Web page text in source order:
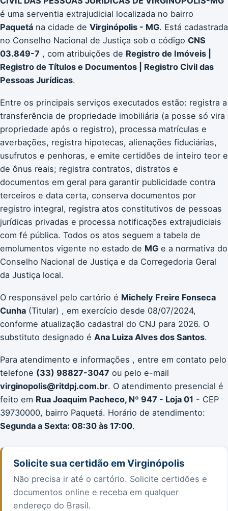
é uma serventia extrajudicial localizada no bairro
Paquetá na cidade de Virginópolis - MG. Está cadastrada
no Conselho Nacional de Justiça sob o código CNS
03.849-7 , com atribuições de Registro de Imóveis |
Registro de Títulos e Documentos | Registro Civil das
Pessoas Jurídicas.
Entre os principais serviços executados estão: registra a
transferência de propriedade imobiliária (a posse só vira
propriedade após o registro), processa matrículas e
averbações, registra hipotecas, alienações fiduciárias,
usufrutos e penhoras, e emite certidões de inteiro teor e
de ônus reais; registra contratos, distratos e
documentos em geral para garantir publicidade contra
terceiros e data certa, conserva documentos por
registro integral, registra atos constitutivos de pessoas
jurídicas privadas e processa notificações extrajudiciais
com fé pública. Todos os atos seguem a tabela de
emolumentos vigente no estado de MG e a normativa do
Conselho Nacional de Justiça e da Corregedoria Geral
da Justiça local.
O responsável pelo cartório é Michely Freire Fonseca
Cunha (Titular) , em exercício desde 08/07/2024,
conforme atualização cadastral do CNJ para 2026. O
substituto designado é Ana Luiza Alves dos Santos.
Para atendimento e informações , entre em contato pelo
telefone (33) 98827-3047 ou pelo e-mail
virginopolis@ritdpj.com.br. O atendimento presencial é
feito em Rua Joaquim Pacheco, Nº 947 - Loja 01 - CEP
39730000, bairro Paquetá. Horário de atendimento:
Segunda a Sexta: 08:30 às 17:00.
Solicite sua certidão em Virginópolis
Não precisa ir até o cartório. Solicite certidões e
documentos online e receba em qualquer
endereço do Brasil.